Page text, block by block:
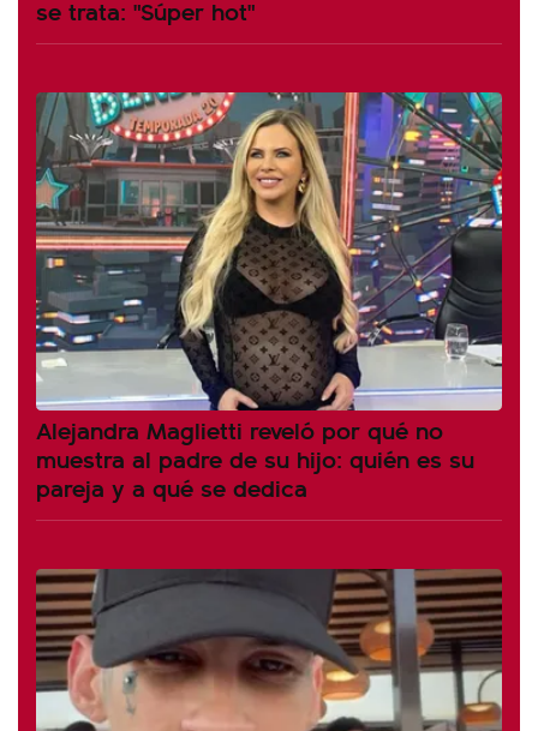
se trata: "Súper hot"
Alejandra Maglietti reveló por qué no
muestra al padre de su hijo: quién es su
pareja y a qué se dedica